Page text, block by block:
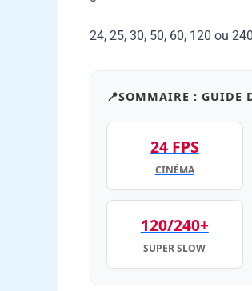
24, 25, 30, 50, 60, 120 ou
SOMMAIRE : GUIDE
24 FPS
CINÉMA
120/240+
SUPER SLOW